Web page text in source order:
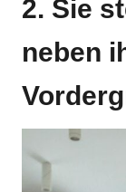
2. Sie
neben